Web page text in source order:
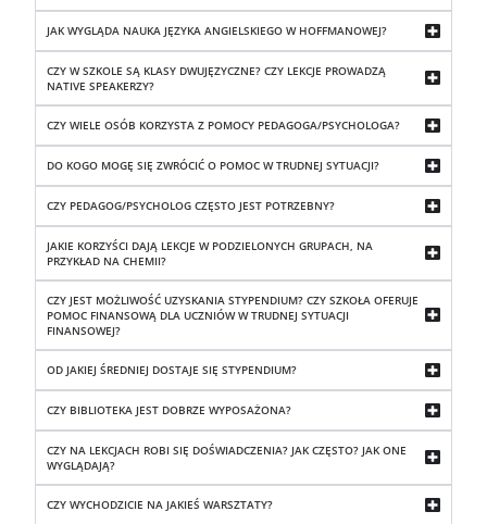
JAK WYGLĄDA NAUKA JĘZYKA ANGIELSKIEGO W HOFFMANOWEJ?
CZY W SZKOLE SĄ KLASY DWUJĘZYCZNE? CZY LEKCJE PROWADZĄ
NATIVE SPEAKERZY?
CZY WIELE OSÓB KORZYSTA Z POMOCY PEDAGOGA/PSYCHOLOGA?
DO KOGO MOGĘ SIĘ ZWRÓCIĆ O POMOC W TRUDNEJ SYTUACJI?
CZY PEDAGOG/PSYCHOLOG CZĘSTO JEST POTRZEBNY?
JAKIE KORZYŚCI DAJĄ LEKCJE W PODZIELONYCH GRUPACH, NA
PRZYKŁAD NA CHEMII?
CZY JEST MOŻLIWOŚĆ UZYSKANIA STYPENDIUM? CZY SZKOŁA OFERUJE
POMOC FINANSOWĄ DLA UCZNIÓW W TRUDNEJ SYTUACJI
FINANSOWEJ?
OD JAKIEJ ŚREDNIEJ DOSTAJE SIĘ STYPENDIUM?
CZY BIBLIOTEKA JEST DOBRZE WYPOSAŻONA?
CZY NA LEKCJACH ROBI SIĘ DOŚWIADCZENIA? JAK CZĘSTO? JAK ONE
WYGLĄDAJĄ?
CZY WYCHODZICIE NA JAKIEŚ WARSZTATY?